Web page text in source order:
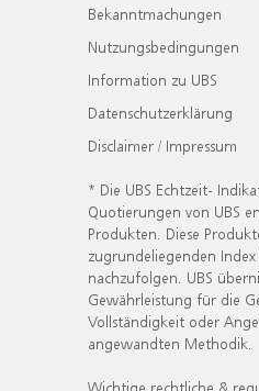
Bekanntmachungen
Nutzungsbedingungen
Information zu UBS
Datenschutzerklärung
Disclaimer / Impressum
* Die UBS Echtzeit-
Quotierungen von UBS
Produkten. Diese
zugrundeliegenden
nachzufolgen. UBS
Gewährleistung für die
Vollständigkeit oder
angewandten Methodik.